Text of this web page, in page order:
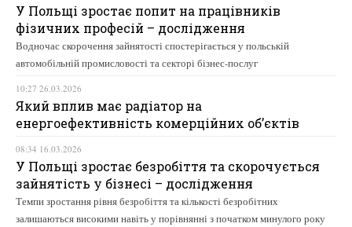
У Польщі зростає попит на працівників
фізичних професій – дослідження
Водночас скорочення зайнятості спостерігається у польській
автомобільній промисловості та секторі бізнес-послуг
10:27 26.03.2026
Який вплив має радіатор на
енергоефективність комерційних об’єктів
08:34 16.03.2026
У Польщі зростає безробіття та скорочується
зайнятість у бізнесі – дослідження
Темпи зростання рівня безробіття та кількості безробітних
залишаються високими навіть у порівнянні з початком минулого року